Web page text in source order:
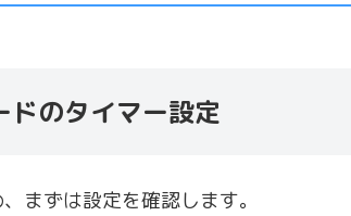
のタイマー設定
まずは設定を確認します。